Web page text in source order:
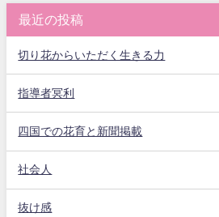
最近の投稿
切り花からいただく生きる力
指導者冥利
四国での花育と新聞掲載
社会人
抜け感